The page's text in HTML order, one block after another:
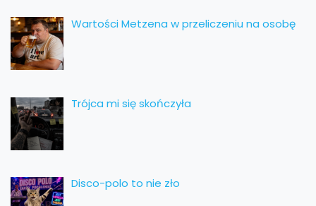
Wartości Metzena w przeliczeniu na osobę
Trójca mi się skończyła
Disco-polo to nie zło